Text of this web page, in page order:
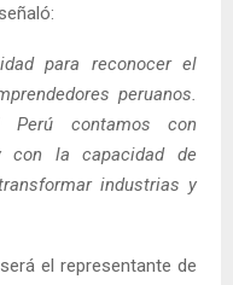
para reconocer el
peruanos.
contamos con
con la capacidad de
industrias y
el representante de